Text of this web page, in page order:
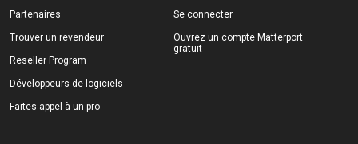
Partenaires
Trouver un revendeur
Reseller Program
Développeurs de logiciels
Faites appel à un pro
Se connecter
Ouvrez un compte Matterport
gratuit